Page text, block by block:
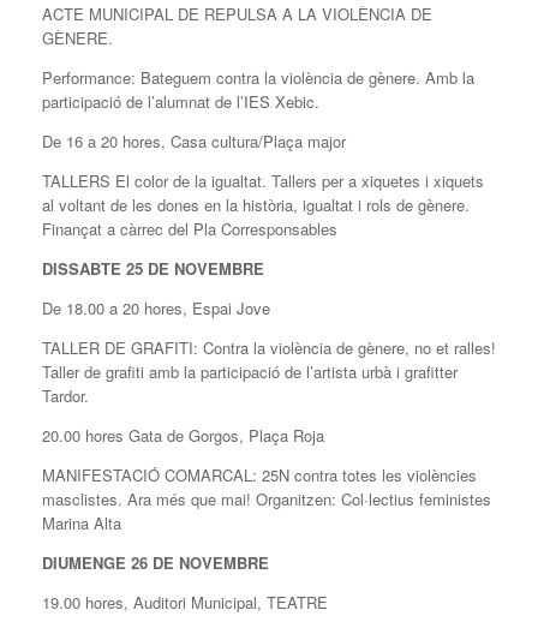
ACTE MUNICIPAL DE REPULSA A LA VIOLÈNCIA DE
GÈNERE.
Performance: Bateguem contra la violència de gènere. Amb la
participació de l’alumnat de l’IES Xebic.
De 16 a 20 hores, Casa cultura/Plaça major
TALLERS El color de la igualtat. Tallers per a xiquetes i xiquets
al voltant de les dones en la història, igualtat i rols de gènere.
Finançat a càrrec del Pla Corresponsables
DISSABTE 25 DE NOVEMBRE
De 18.00 a 20 hores, Espai Jove
TALLER DE GRAFITI: Contra la violència de gènere, no et ralles!
Taller de grafiti amb la participació de l’artista urbà i grafitter
Tardor.
20.00 hores Gata de Gorgos, Plaça Roja
MANIFESTACIÓ COMARCAL: 25N contra totes les violències
masclistes. Ara més que mai! Organitzen: Col·lectius feministes
Marina Alta
DIUMENGE 26 DE NOVEMBRE
19.00 hores, Auditori Municipal, TEATRE